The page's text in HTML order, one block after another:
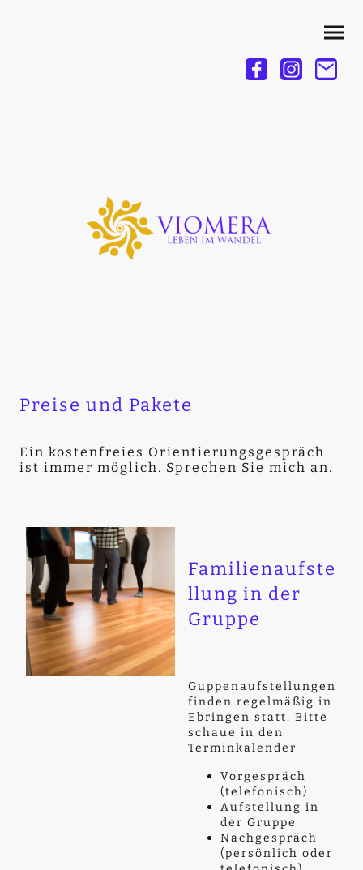
Preise und Pakete
Ein kostenfreies Orientierungsgespräch
ist immer möglich. Sprechen Sie mich an.
Familienaufste
llung in der
Gruppe
Guppenaufstellungen
finden regelmäßig in
Ebringen statt. Bitte
schaue in den
Terminkalender
Vorgespräch
(telefonisch)
Aufstellung in
der Gruppe
Nachgespräch
(persönlich oder